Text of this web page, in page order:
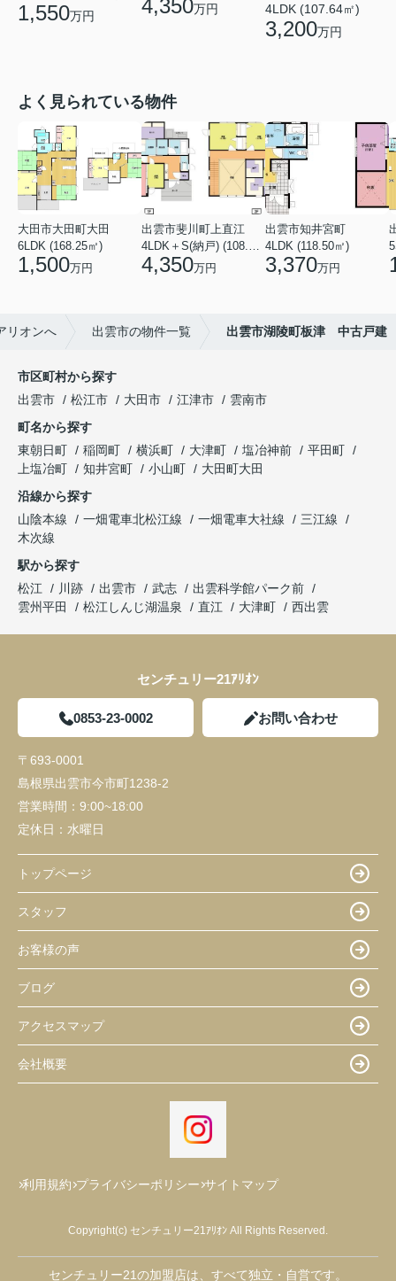
1,550万円 4,350万円
4LDK (107.64㎡)
3,200万円
よく見られている物件
大田市大田町大田
6LDK (168.25㎡)
1,500万円
出雲市斐川町上直江
4LDK＋S(納戸) (108.47㎡)
4,350万円
出雲市知井宮町
4LDK (118.50㎡)
3,370万円
リオンへ 出雲市の物件一覧 出雲市湖陵町板津 中古戸建
市区町村から探す
出雲市
松江市 大田市 江津市
雲南市
町名から探す
東朝日町
稲岡町 横浜町 大津町 塩冶神前
平田町
上塩冶町
知井宮町 小山町
大田町大田
沿線から探す
山陰本線
一畑電車北松江線 一畑電車大社線
三江線
木次線
駅から探す
松江
川跡 出雲市 武志
出雲科学館パーク前
雲州平田
松江しんじ湖温泉 直江 大津町 西出雲
センチュリー21ｱﾘｵﾝ
0853-23-0002 お問い合わせ
〒693-0001
島根県出雲市今市町1238-2
営業時間： 9:00~18:00
定休日： 水曜日
トップページ
スタッフ
お客様の声
ブログ
アクセスマップ
会社概要
利用規約 プライバシーポリシー サイトマップ
Copyright(c) センチュリー21ｱﾘｵﾝ All Rights Reserved.
センチュリー21の加盟店は、すべて独立・自営です。